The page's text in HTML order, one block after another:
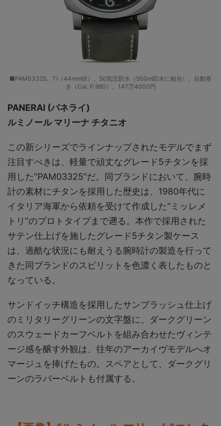
■PAM03325。TI（44mm径）。50気圧防水（500m防水に相当）。自動巻
き（Cal. P.980）。147万4000円
PANERAI (パネライ)
ルミノール マリーナ チタニオ
この新シリーズでラインナップされたモデルでまず
注目すべきは、軽量で頑丈なグレード5チタンを採
用した“PAM03325”だ。同ブランドにおいて、腕時
計の素材にチタンを採用した歴史は、1980年代に
イタリア海軍から依頼を受けて作成した“ミッレメ
トリ”のプロトタイプまで遡る。本作で採用された
サテン仕上げを施したグレード5チタン製ケース
は、過酷な状況にも耐えうる腕時計の製造を行って
きた同ブランドのスピリットを色濃く表したものと
なっている。
サンドイッチ構造を採用したサンブラッシュ仕上げ
のミリタリーグリーンの文字盤に、ダークグリーン
のスウェードカーフベルトを組み合わせたヴィンテ
ージ感を醸す外観は、往年のアーカイヴモデルへオ
マージュを捧げたもの。スペアとして、ダークグリ
ーンのラバーベルトも付属する。